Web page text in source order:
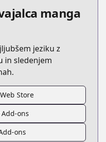
manga
jeziku z
in sledenjem
Store
ons
ons